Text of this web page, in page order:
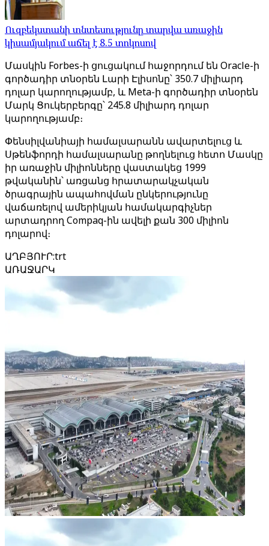
Ուզբեկստանի տնտեսությունը տարվա առաջին
կիսամյակում աճել է 8.5 տոկոսով
Մասկին Forbes-ի ցուցակում հաջորդում են Oracle-ի
գործադիր տնօրեն Լարի Էլիսոնը՝ 350.7 միլիարդ
դոլար կարողությամբ, և Meta-ի գործադիր տնօրեն
Մարկ Ցուկերբերգը՝ 245.8 միլիարդ դոլար
կարողությամբ։
Փենսիլվանիայի համալսարանն ավարտելուց և
Սթենֆորդի համալսարանը թողնելուց հետո Մասկը
իր առաջին միլիոնները վաստակեց 1999
թվականին՝ առցանց հրատարակչական
ծրագրային ապահովման ընկերությունը
վաճառելով ամերիկյան համակարգիչներ
արտադրող Compaq-ին ավելի քան 300 միլիոն
դոլարով։
ԱՂԲՅՈՒՐ:trt
ԱՌԱՋԱՐԿ